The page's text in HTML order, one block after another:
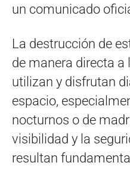
un comunicado
La destrucción de
de manera directa a
utilizan y disfrutan
espacio,
nocturnos o de
visibilidad y la
resultan